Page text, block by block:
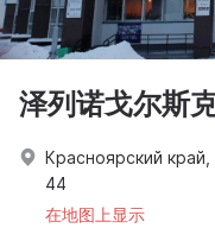
泽列诺戈尔斯
Красноярский
44
在地图上显示